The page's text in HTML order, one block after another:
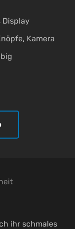
Display
Kamera
ihr schmales